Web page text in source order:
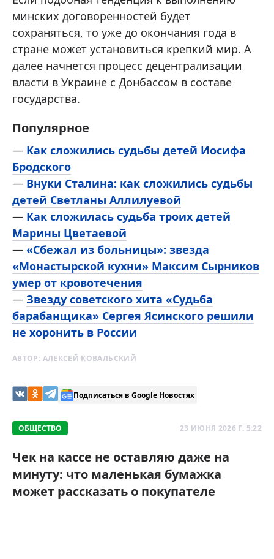
минских договоренностей будет
сохраняться, то уже до окончания года в
стране может установиться крепкий мир. А
далее начнется процесс децентрализации
власти в Украине с Донбассом в составе
государства.
Популярное
— Как сложились судьбы детей Иосифа
Бродского
— Внуки Сталина: как сложились судьбы
детей Светланы Аллилуевой
— Как сложилась судьба троих детей
Марины Цветаевой
— «Сбежал из больницы»: звезда
«Монастырской кухни» Максим Сырников
умер от кровотечения
— Звезду советского хита «Судьба
барабанщика» Сергея Ясинского решили
не хоронить в России
АВТОР: АЛЕКСЕЙ КОВАЛЬСКИЙ
Подписаться в Google Новостях
ОБЩЕСТВО 23 ИЮНЯ 2026 Г. 5:22
Чек на кассе не оставляю даже на
минуту: что маленькая бумажка
может рассказать о покупателе